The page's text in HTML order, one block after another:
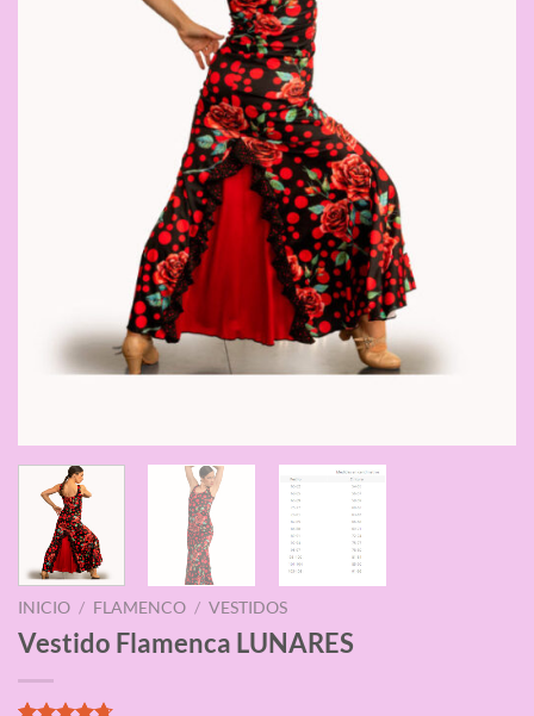
INICIO / FLAMENCO / VESTIDOS
Vestido Flamenca LUNARES